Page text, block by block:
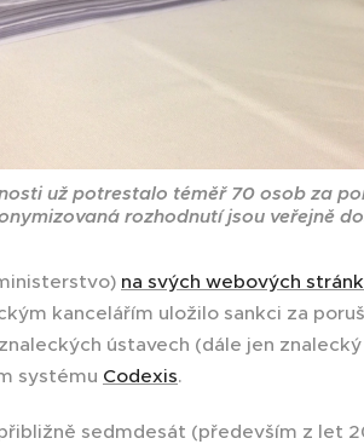
už potrestalo téměř 70 osob za
rozhodnutí jsou veřejně
na svých webových
kancelářím uložilo sankci za
ústavech (dále jen
systému Codexis.
sedmdesát (především z let